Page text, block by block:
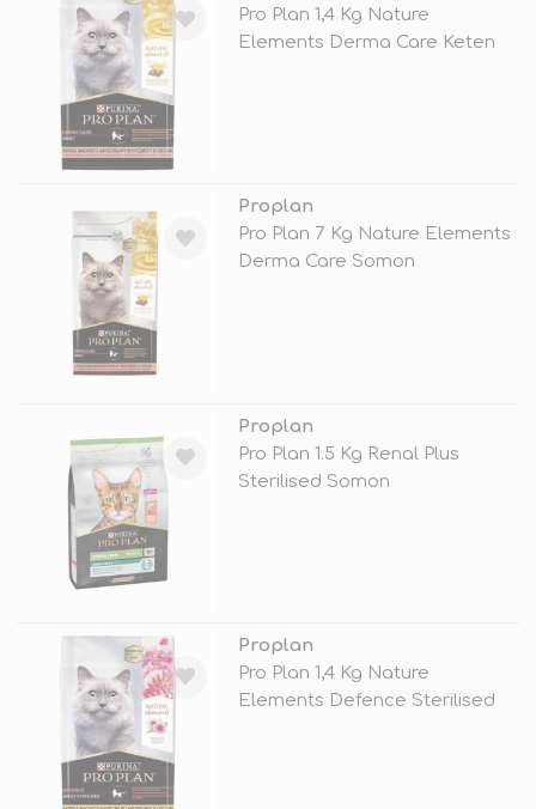
Pro Plan 1,4 Kg Nature
Elements Derma Care Keten
Proplan
Pro Plan 7 Kg Nature Elements
Derma Care Somon
Proplan
Pro Plan 1.5 Kg Renal Plus
Sterilised Somon
Proplan
Pro Plan 1,4 Kg Nature
Elements Defence Sterilised